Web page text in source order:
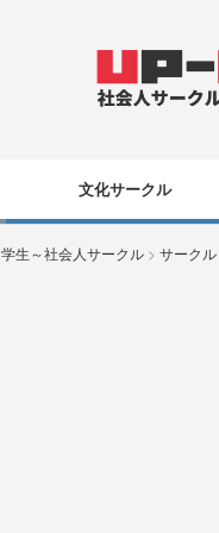
文化サークル
生～社会人サークル > サークル